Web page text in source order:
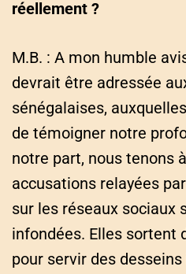
réellement ?
M.B. : A mon humble
devrait être adressée
sénégalaises,
de témoigner notre
notre part, nous tenons
accusations relayées
sur les réseaux sociaux
infondées. Elles sortent
pour servir des